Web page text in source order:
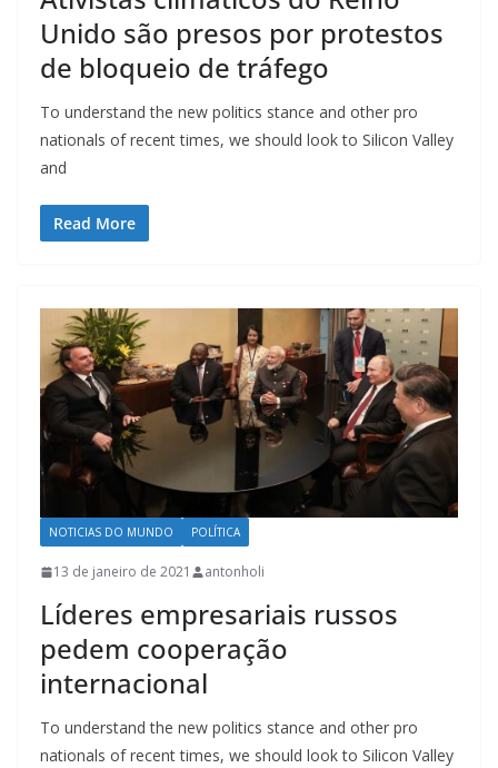
Unido são presos por protestos
de bloqueio de tráfego
To understand the new politics stance and other pro
nationals of recent times, we should look to Silicon Valley
and
Read More
NOTICIAS DO MUNDO POLÍTICA
13 de janeiro de 2021 antonholi
Líderes empresariais russos
pedem cooperação
internacional
To understand the new politics stance and other pro
nationals of recent times, we should look to Silicon Valley